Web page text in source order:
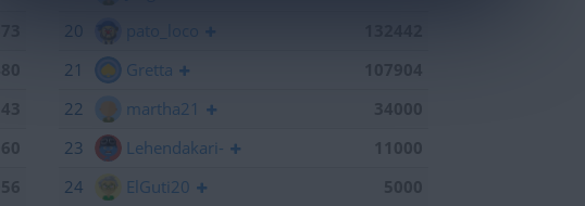
20
pato_loco
21
Gretta
22
martha21
23
Lehendakari-
24
ElGuti20